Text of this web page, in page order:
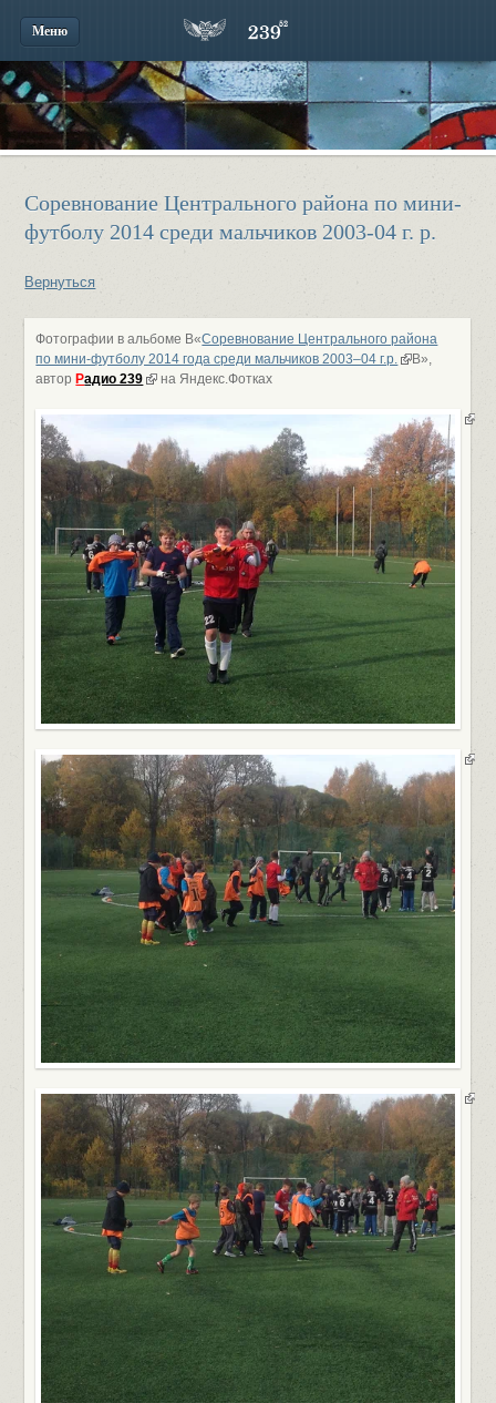
Меню
Соревнование Центрального района по мини-
футболу 2014 среди мальчиков 2003-04 г. р.
Вернуться
Фотографии в альбоме В«Соревнование Центрального района
по мини-футболу 2014 года среди мальчиков 2003–04 г.р.
В»,
автор Радио 239 на Яндекс.Фотках